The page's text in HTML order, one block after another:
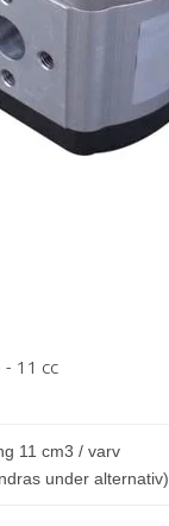
- 11 cc
11 cm3 / varv
under alternativ)